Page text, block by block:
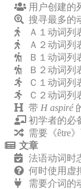
用户创建的
搜寻最多的
Ａ１动词列
Ａ２动词列
Ｂ１动词列
Ｂ２动词列
Ｃ１动词列
Ｃ２动词列
带 H aspiré
初学者的必
需要《être
文章
法语动词时
何时使用虚
需要介词的